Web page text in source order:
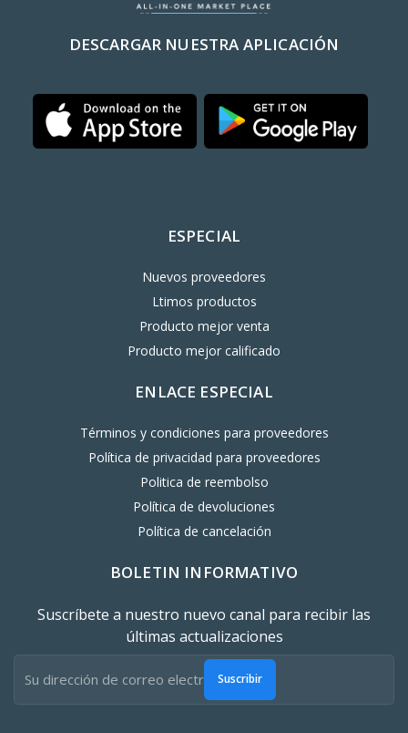
DESCARGAR NUESTRA APLICACIÓN
ESPECIAL
Nuevos proveedores
Ltimos productos
Producto mejor venta
Producto mejor calificado
ENLACE ESPECIAL
Términos y condiciones para proveedores
Política de privacidad para proveedores
Politica de reembolso
Política de devoluciones
Política de cancelación
BOLETIN INFORMATIVO
Suscríbete a nuestro nuevo canal para recibir las
últimas actualizaciones
Suscribir